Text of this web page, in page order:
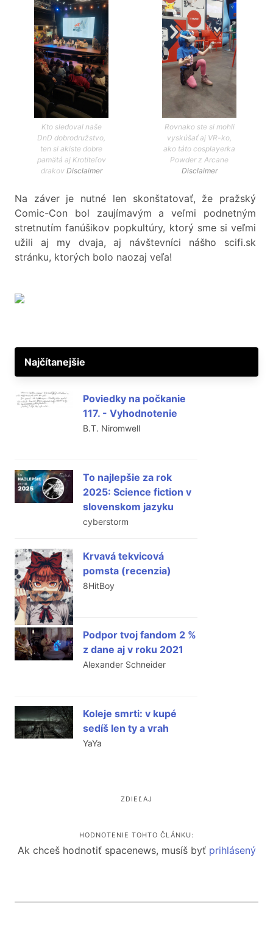
Kto sledoval naše
DnD dobrodružstvo,
ten si akiste dobre
pamätá aj Krotiteľov
drakov Disclaimer
Rovnako ste si mohli
vyskúšať aj VR-ko,
ako táto cosplayerka
Powder z Arcane
Disclaimer
Na záver je nutné len skonštatovať, že pražský
Comic-Con bol zaujímavým a veľmi podnetným
stretnutím fanúšikov popkultúry, ktorý sme si veľmi
užili aj my dvaja, aj návštevníci nášho scifi.sk
stránku, ktorých bolo naozaj veľa!
Najčítanejšie
Poviedky na počkanie
117. - Vyhodnotenie
B.T. Niromwell
To najlepšie za rok
2025: Science fiction v
slovenskom jazyku
cyberstorm
Krvavá tekvicová
pomsta (recenzia)
8HitBoy
Podpor tvoj fandom 2 %
z dane aj v roku 2021
Alexander Schneider
Koleje smrti: v kupé
sedíš len ty a vrah
YaYa
ZDIEĽAJ
HODNOTENIE TOHTO ČLÁNKU:
Ak chceš hodnotiť spacenews, musíš byť prihlásený